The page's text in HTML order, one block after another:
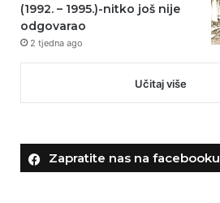
(1992. – 1995.)-nitko još nije
odgovarao
2 tjedna ago
Učitaj više
Zapratite nas na facebooku